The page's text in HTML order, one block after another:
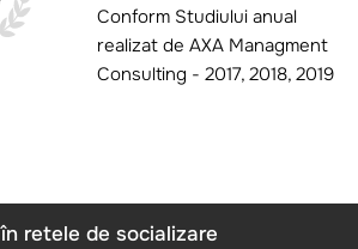
Conform Studiului anual
realizat de AXA Managment
Consulting - 2017, 2018, 2019
retele de socializare